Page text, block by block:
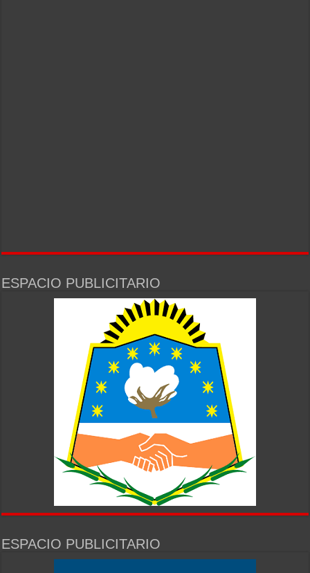
ESPACIO PUBLICITARIO
ESPACIO PUBLICITARIO